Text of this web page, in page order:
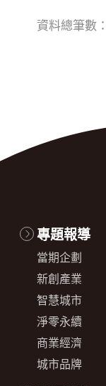
資料總筆數：
專題報導
當期企劃
新創產業
智慧城市
淨零永續
商業經濟
城市品牌